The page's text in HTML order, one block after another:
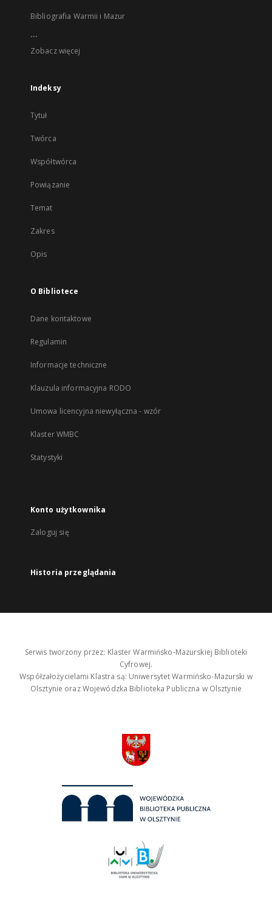
Bibliografia Warmii i Mazur
...
Zobacz więcej
Indeksy
Tytuł
Twórca
Współtwórca
Powiązanie
Temat
Zakres
Opis
O Bibliotece
Dane kontaktowe
Regulamin
Informacje techniczne
Klauzula informacyjna RODO
Umowa licencyjna niewyłączna - wzór
Klaster WMBC
Statystyki
Konto użytkownika
Zaloguj się
Historia przeglądania
Serwis tworzony przez: Klaster Warmińsko-Mazurskiej Biblioteki
Cyfrowej.
Współzałożycielami Klastra są: Uniwersytet Warmińsko-Mazurski w
Olsztynie oraz Wojewódzka Biblioteka Publiczna w Olsztynie